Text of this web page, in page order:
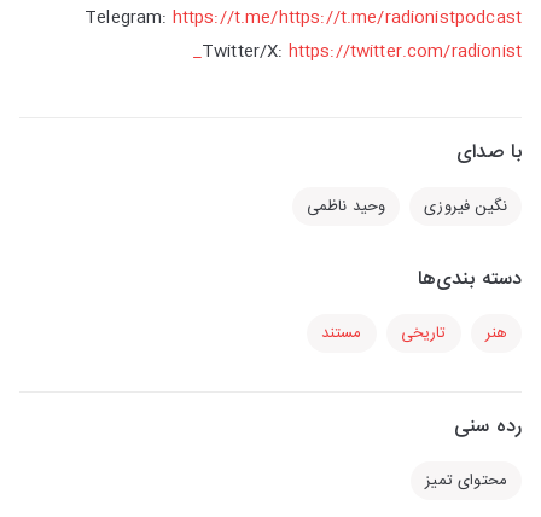
Telegram: https://t.me/https://t.me/radionistpodcast
Twitter/X: https://twitter.com/radionist_
با صدای
نگین فیروزی وحید ناظمی
دسته بندی‌ها
هنر تاریخی مستند
رده سنی
محتوای تمیز